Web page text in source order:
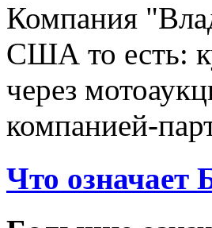
Компания
США то есть:
через
компанией-
Что означает